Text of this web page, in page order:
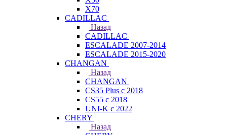
X70
CADILLAC
Назад
CADILLAC
ESCALADE 2007-2014
ESCALADE 2015-2020
CHANGAN
Назад
CHANGAN
CS35 Plus с 2018
CS55 с 2018
UNI-K с 2022
CHERY
Назад